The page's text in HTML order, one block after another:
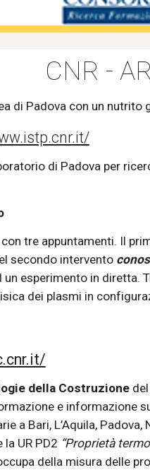
CNR -
di Padova con un nutrito
di Padova per
con tre appuntamenti. Il
secondo intervento
esperimento in diretta.
dei plasmi in
della Costruzione del
e informazione
a Bari, L’Aquila, Padova,
la UR PD2 “Proprietà
della misura delle